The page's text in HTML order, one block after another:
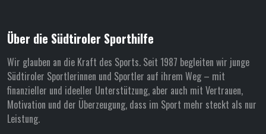
Über die Südtiroler Sporthilfe
Wir glauben an die Kraft des Sports. Seit 1987 begleiten wir junge
Südtiroler Sportlerinnen und Sportler auf ihrem Weg – mit
finanzieller und ideeller Unterstützung, aber auch mit Vertrauen,
Motivation und der Überzeugung, dass im Sport mehr steckt als nur
Leistung.